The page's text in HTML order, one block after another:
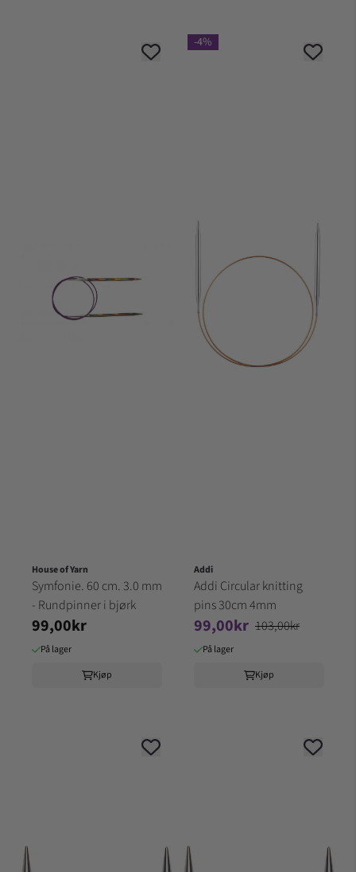
House of Yarn
Symfonie. 60 cm. 3.0 mm
- Rundpinner i bjørk
99,00kr
På lager
Kjøp
-4%
Addi
Addi Circular knitting
pins 30cm 4mm
99,00kr 103,00kr
På lager
Kjøp